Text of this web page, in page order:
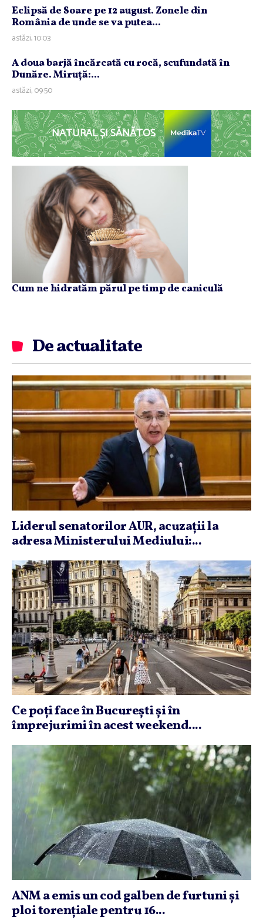
Eclipsă de Soare pe 12 august. Zonele din
România de unde se va putea...
astăzi, 10:03
A doua barjă încărcată cu rocă, scufundată în
Dunăre. Miruţă:...
astăzi, 09:50
NATURAL ȘI SĂNĂTOS
Cum ne hidratăm părul pe timp de caniculă
De actualitate
Liderul senatorilor AUR, acuzaţii la
adresa Ministerului Mediului:...
Ce poţi face în Bucureşti şi în
împrejurimi în acest weekend....
ANM a emis un cod galben de furtuni şi
ploi torenţiale pentru 16...